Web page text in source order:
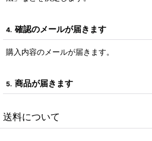
4. 確認のメールが届きます
購入内容のメールが届きます。
5. 商品が届きます
送料について